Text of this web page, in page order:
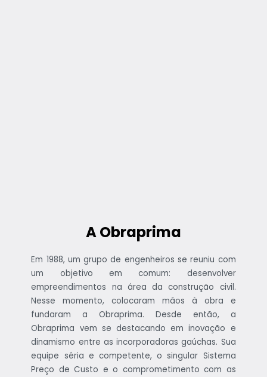
A Obraprima
Em 1988, um grupo de engenheiros se reuniu com
um objetivo em comum: desenvolver
empreendimentos na área da construção civil.
Nesse momento, colocaram mãos à obra e
fundaram a Obraprima. Desde então, a
Obraprima vem se destacando em inovação e
dinamismo entre as incorporadoras gaúchas. Sua
equipe séria e competente, o singular Sistema
Preço de Custo e o comprometimento com as